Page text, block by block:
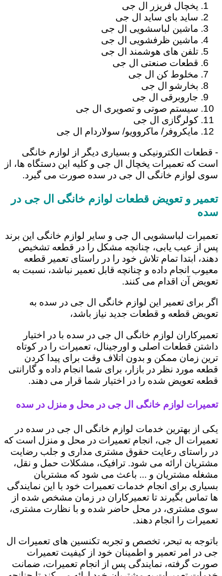
یخچال فریزر ال جی
ساید بای ساید ال جی
ماشین لباسشویی ال جی
ماشین ظرفشویی ال جی
تلفن های هوشمند ال جی
قطعات صنعتی ال جی
مخلوط کن ال جی
بخارشو ال جی
جاروبرقی ال جی
سیستم صوتی و تصویری ال جی
کولرگازی ال جی
مایکروفر/ ماکروویو/ سولاردام ال جی
- قطعات الکترونیکی و بسیاری دیگر از لوازم خانگی
است که تعمیرات یخچال ال جی و کلیه این دستگاه ها، از
سوی لوازم خانگی ال جی در سده صورت می گیرد.
تعمیر و تعویض قطعات لوازم خانگی ال جی در
سده
تعمیرات لباسشویی ال جی و سایر لوازم خانگی این برند
پس از عیب یابی، چنانچه مشکل را در قطعه تشخیص
دهند، ابتدا تمام تلاش خود را در راستای تعمیر قطعه
معیوب انجام داده و چنانچه قابل تعمیر نباشد، نسبت به
تعویض آن اقدام می کنند.
اگر برای تعمیر این لوازم خانگی ال جی در سده به
تعویض قطعه و قطعات جدید نیاز باشد،
تعمیرکاران لوازم خانگی ال جی در سده با در اختیار
داشتن قطعات اصلی و اورجینال، تعمیرات را در کوتاه
ترین زمان ممکن و بدون اتلاف وقت برای پیدا کردن
قطعه مورد نظر در بازار، برای شما انجام داده و گارانتی
قطعه تعویض شده را در اختیار شما قرار می دهند.
تعمیرات لوازم خانگی ال جی در محل و منزل در سده
یکی از بهترین خدمات لوازم خانگی ال جی در سده در
تعمیرات ال جی، انجام تعمیرات در محل و منزل است که
در راستای رعایت حقوق مشتری مداری و جلب رضایت
مشتریان ارائه می شود. ترافیک، مشکلات حمل و نقل،
مشغله مشتریان و ... باعث می شود که مشتریان
بسیاری برای انجام خدمات تعمیرات خود با این نمایندگی
ها تماس بگیرند تا تعمیرکاران در زمان مشخص شده از
سوی مشتری، در محل حاضر شده و با نظارت مشتری،
تعمیرات را انجام دهند.
باتوجه به تبحر، تخصص و تجربه تکنسین های تعمیرات ال
جی در امر تعمیر و اطمینان خود از کیفیت تعمیرات
صورت گرفته، نمایندگی پس از انجام تعمیرات، ضمانت